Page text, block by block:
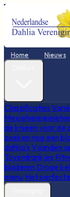
Home Nieuws
Classificaties
de knieën voor de
zoeken nog een
dahlia's Vijanden
Toverdrankjes
bladeren Droge
menu Het